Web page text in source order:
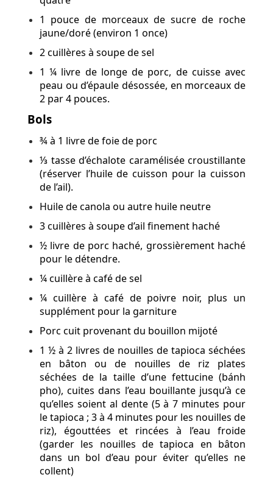
1 pouce de morceaux de sucre de roche
jaune/doré (environ 1 once)
2 cuillères à soupe de sel
1 ¼ livre de longe de porc, de cuisse avec
peau ou d’épaule désossée, en morceaux de
2 par 4 pouces.
Bols
¾ à 1 livre de foie de porc
⅓ tasse d’échalote caramélisée croustillante
(réserver l’huile de cuisson pour la cuisson
de l’ail).
Huile de canola ou autre huile neutre
3 cuillères à soupe d’ail finement haché
½ livre de porc haché, grossièrement haché
pour le détendre.
¼ cuillère à café de sel
¼ cuillère à café de poivre noir, plus un
supplément pour la garniture
Porc cuit provenant du bouillon mijoté
1 ½ à 2 livres de nouilles de tapioca séchées
en bâton ou de nouilles de riz plates
séchées de la taille d’une fettucine (bánh
pho), cuites dans l’eau bouillante jusqu’à ce
qu’elles soient al dente (5 à 7 minutes pour
le tapioca ; 3 à 4 minutes pour les nouilles de
riz), égouttées et rincées à l’eau froide
(garder les nouilles de tapioca en bâton
dans un bol d’eau pour éviter qu’elles ne
collent)